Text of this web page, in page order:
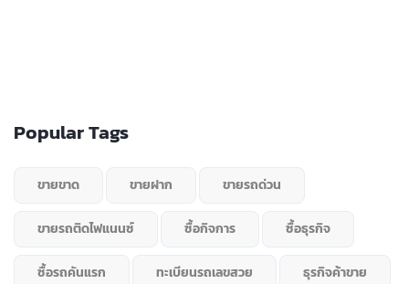
Popular Tags
ขายขาด ขายฝาก ขายรถด่วน
ขายรถติดไฟแนนซ์ ซื้อกิจการ ซื้อธุรกิจ
ซื้อรถคันแรก ทะเบียนรถเลขสวย ธุรกิจค้าขาย